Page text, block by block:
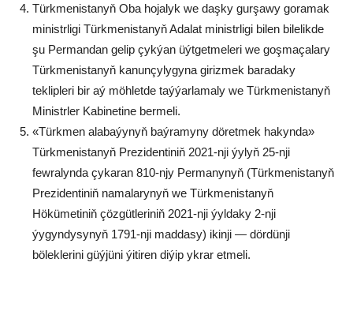
Türkmenistanyň Oba hojalyk we daşky gurşawy goramak
ministrligi Türkmenistanyň Adalat ministrligi bilen bilelikde
şu Permandan gelip çykýan üýtgetmeleri we goşmaçalary
Türkmenistanyň kanunçylygyna girizmek baradaky
teklipleri bir aý möhletde taýýarlamaly we Türkmenistanyň
Ministrler Kabinetine bermeli.
«Türkmen alabaýynyň baýramyny döretmek hakynda»
Türkmenistanyň Prezidentiniň 2021-nji ýylyň 25-nji
fewralynda çykaran 810-njy Permanynyň (Türkmenistanyň
Prezidentiniň namalarynyň we Türkmenistanyň
Hökümetiniň çözgütleriniň 2021-nji ýyldaky 2-nji
ýygyndysynyň 1791-nji maddasy) ikinji — dördünji
böleklerini güýjüni ýitiren diýip ykrar etmeli.